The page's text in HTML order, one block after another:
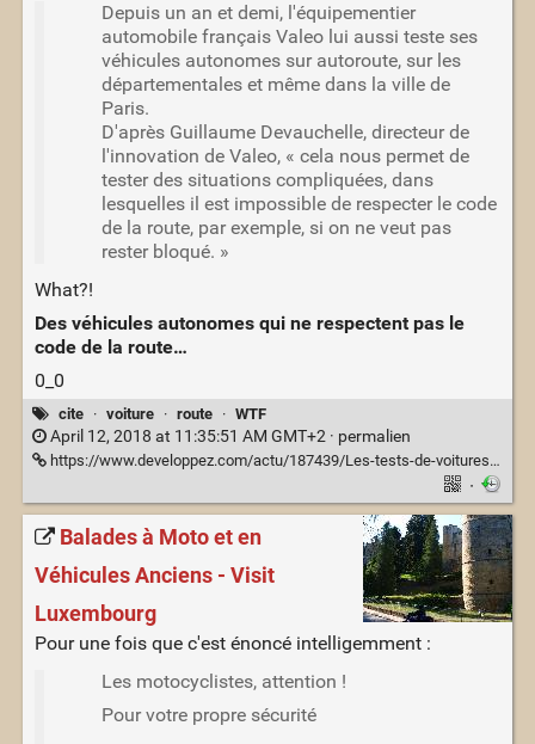
Depuis un an et demi, l'équipementier
automobile français Valeo lui aussi teste ses
véhicules autonomes sur autoroute, sur les
départementales et même dans la ville de
Paris.
D'après Guillaume Devauchelle, directeur de
l'innovation de Valeo, « cela nous permet de
tester des situations compliquées, dans
lesquelles il est impossible de respecter le code
de la route, par exemple, si on ne veut pas
rester bloqué. »
What?!
Des véhicules autonomes qui ne respectent pas le
code de la route…
0_0
cite · voiture · route · WTF
April 12, 2018 at 11:35:51 AM GMT+2 · permalien
https://www.developpez.com/actu/187439/Les-tests-de-voitures-autonomes-se-multiplient-en-France-simple-course-a-la-technologie-ou-reponse-a-un-veritable-besoin/
·
Balades à Moto et en
Véhicules Anciens - Visit
Luxembourg
Pour une fois que c'est énoncé intelligemment :
Les motocyclistes, attention !
Pour votre propre sécurité